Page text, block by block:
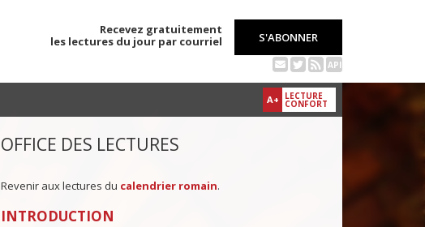
Recevez gratuitement
les lectures du jour par courriel
S'ABONNER
API
A+ LECTURE
CONFORT
OFFICE DES LECTURES
Revenir aux lectures du calendrier romain.
INTRODUCTION